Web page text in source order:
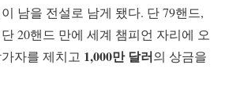
남을 전설로 남게 됐다. 단 79핸드,
20핸드 만에 세계 챔피언 자리에 오
자를 제치고 1,000만 달러의 상금을